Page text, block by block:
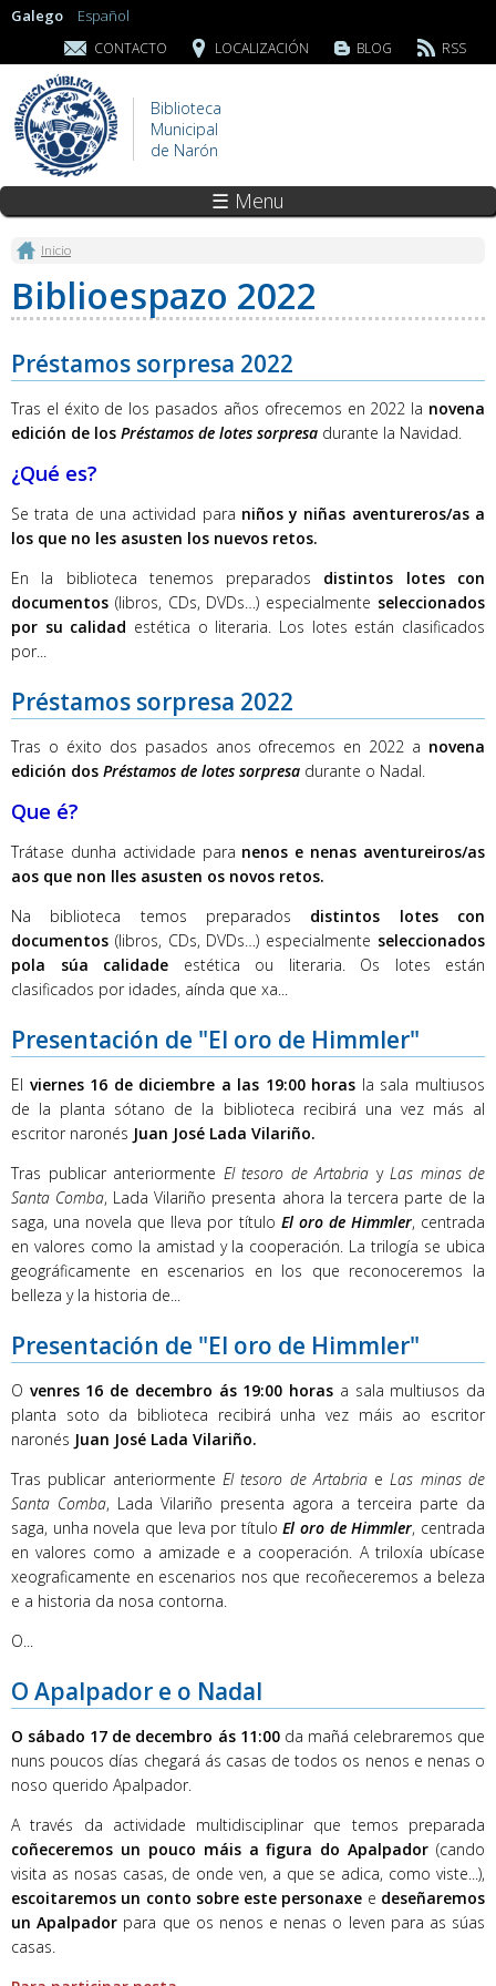
Galego Español
CONTACTO LOCALIZACIÓN BLOG RSS
Biblioteca
Municipal
de Narón
☰ Menu
Vostede está aquí
Inicio
Biblioespazo 2022
Préstamos sorpresa 2022
Tras el éxito de los pasados años ofrecemos en 2022 la novena
edición de los Préstamos de lotes sorpresa durante la Navidad.
¿Qué es?
Se trata de una actividad para niños y niñas aventureros/as a
los que no les asusten los nuevos retos.
En la biblioteca tenemos preparados distintos lotes con
documentos (libros, CDs, DVDs…) especialmente seleccionados
por su calidad estética o literaria. Los lotes están clasificados
por...
Préstamos sorpresa 2022
Tras o éxito dos pasados anos ofrecemos en 2022 a novena
edición dos Préstamos de lotes sorpresa durante o Nadal.
Que é?
Trátase dunha actividade para nenos e nenas aventureiros/as
aos que non lles asusten os novos retos.
Na biblioteca temos preparados distintos lotes con
documentos (libros, CDs, DVDs…) especialmente seleccionados
pola súa calidade estética ou literaria. Os lotes están
clasificados por idades, aínda que xa...
Presentación de "El oro de Himmler"
El viernes 16 de diciembre a las 19:00 horas la sala multiusos
de la planta sótano de la biblioteca recibirá una vez más al
escritor naronés Juan José Lada Vilariño.
Tras publicar anteriormente El tesoro de Artabria y Las minas de
Santa Comba, Lada Vilariño presenta ahora la tercera parte de la
saga, una novela que lleva por título El oro de Himmler, centrada
en valores como la amistad y la cooperación. La trilogía se ubica
geográficamente en escenarios en los que reconoceremos la
belleza y la historia de...
Presentación de "El oro de Himmler"
O venres 16 de decembro ás 19:00 horas a sala multiusos da
planta soto da biblioteca recibirá unha vez máis ao escritor
naronés Juan José Lada Vilariño.
Tras publicar anteriormente El tesoro de ArtabriaeLas minas de
Santa Comba, Lada Vilariño presenta agora a terceira parte da
saga, unha novela que leva por títuloEl oro de Himmler, centrada
en valores como a amizade e a cooperación. A triloxía ubícase
xeograficamente en escenarios nos que recoñeceremos a beleza
e a historia da nosa contorna.
O...
O Apalpador e o Nadal
O sábado 17 de decembro ás 11:00da mañá celebraremos que
nuns poucos días chegará ás casas de todos os nenos e nenas o
noso querido Apalpador.
A través da actividade multidisciplinar que temos preparada
coñeceremos un pouco máis a figura do Apalpador (cando
visita as nosas casas, de onde ven, a que se adica, como viste...),
escoitaremos un conto sobre este personaxe e deseñaremos
un Apalpador para que os nenos e nenas o leven para as súas
casas.